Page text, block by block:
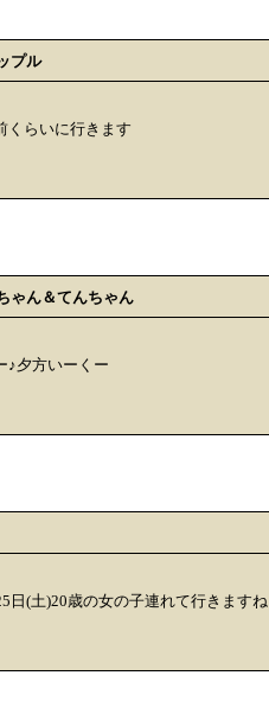
プル
くらいに行きます
ゃん＆てんちゃん
♪夕方いーくー
日(土)20歳の女の子連れて行きますね